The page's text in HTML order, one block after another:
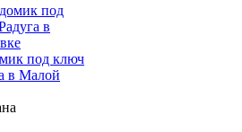
под ключ
в Малой